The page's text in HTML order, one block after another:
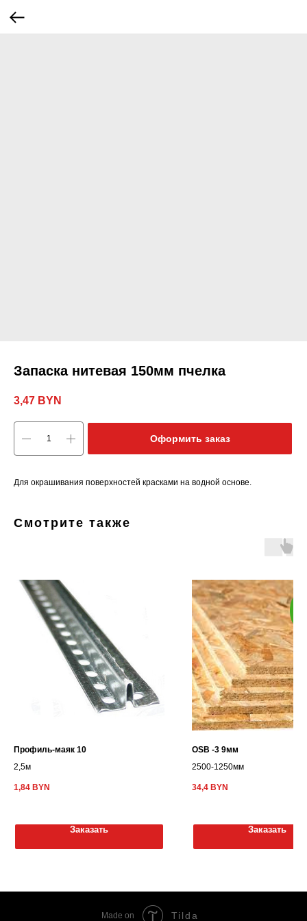
Запаска нитевая 150мм пчелка
3,47 BYN
Оформить заказ
Для окрашивания поверхностей красками на водной основе.
Смотрите также
Профиль-маяк 10
2,5м
1,84 BYN
Заказать
OSB -3 9мм
2500-1250мм
34,4 BYN
Заказать
Made on Tilda